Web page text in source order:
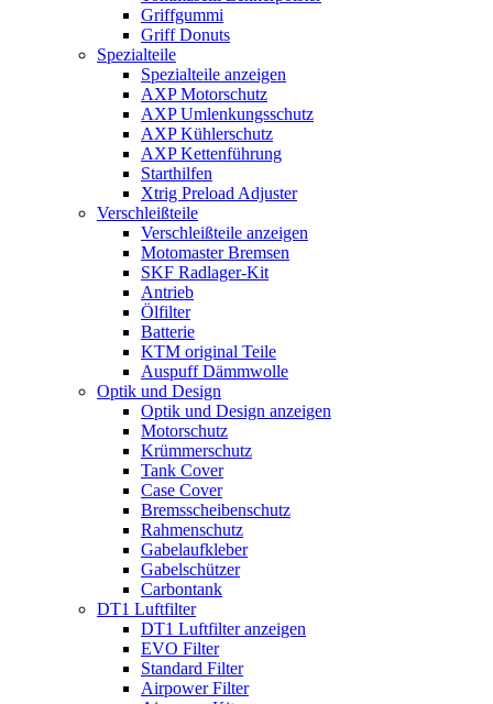
Griffgummi
Griff Donuts
Spezialteile
Spezialteile anzeigen
AXP Motorschutz
AXP Umlenkungsschutz
AXP Kühlerschutz
AXP Kettenführung
Starthilfen
Xtrig Preload Adjuster
Verschleißteile
Verschleißteile anzeigen
Motomaster Bremsen
SKF Radlager-Kit
Antrieb
Ölfilter
Batterie
KTM original Teile
Auspuff Dämmwolle
Optik und Design
Optik und Design anzeigen
Motorschutz
Krümmerschutz
Tank Cover
Case Cover
Bremsscheibenschutz
Rahmenschutz
Gabelaufkleber
Gabelschützer
Carbontank
DT1 Luftfilter
DT1 Luftfilter anzeigen
EVO Filter
Standard Filter
Airpower Filter